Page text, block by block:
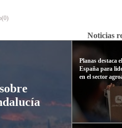
0)
Noticias
Planas destaca
España para
en el sector